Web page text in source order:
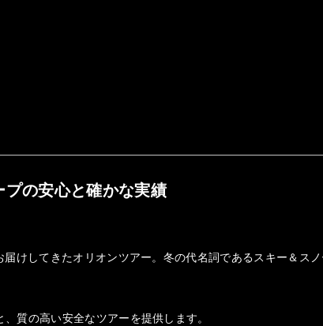
プの安心と確かな実績
けしてきたオリオンツアー。冬の代名詞であるスキー＆ス
質の高い安全なツアーを提供します。